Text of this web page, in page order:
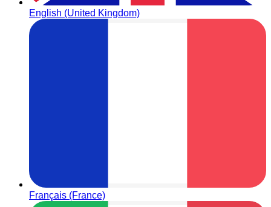
English (United Kingdom)
Français (France)